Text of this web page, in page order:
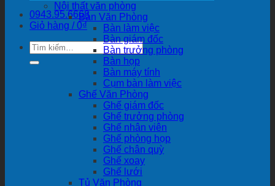
0943.95.6668
Giỏ hàng /0₫
Tìm
kiếm:
Nội thất văn phòng
Bàn Văn Phòng
Bàn làm việc
Bàn giám đốc
Bàn trưởng phòng
Bàn họp
Bàn máy tính
Cụm bàn làm việc
Ghế Văn Phòng
Ghế giám đốc
Ghế trưởng phòng
Ghế nhân viên
Ghế phòng họp
Ghế chân quỳ
Ghế xoay
Ghế lưới
Tủ Văn Phòng